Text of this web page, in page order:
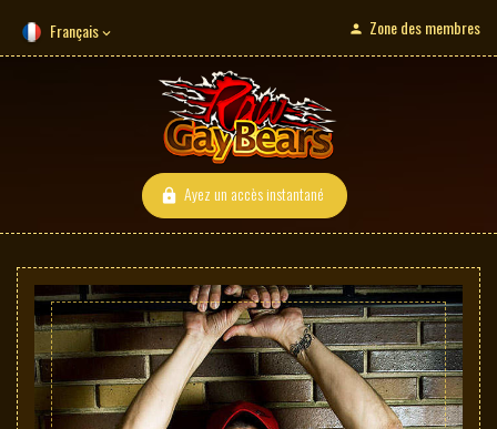
Français Zone des membres
Ayez un accès instantané